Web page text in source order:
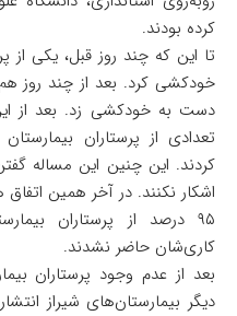
کرده بودند.
تا این که چند روز قبل، یکی از
خودکشی کرد. بعد از چند روز هم
دست به خودکشی زد. بعد از
تعدادی از پرستاران
کردند. این چنین این مساله
۹۵ درصد از پرستاران
کاری‌شان حاضر نشدند.
بعد از عدم وجود پرستاران
دیگر بیمارستان‌های شیراز